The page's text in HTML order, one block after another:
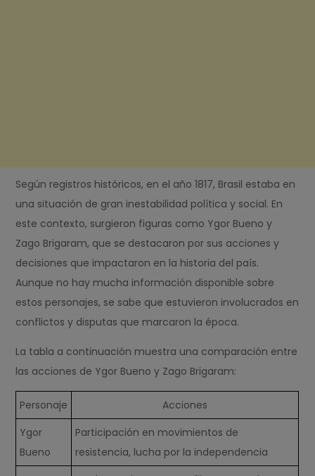
Según registros históricos, en el año 1817, Brasil estaba en
una situación de gran inestabilidad política y social. En
este contexto, surgieron figuras como Ygor Bueno y
Zago Brigaram, que se destacaron por sus acciones y
decisiones que impactaron en la historia del país.
Aunque no hay mucha información disponible sobre
estos personajes, se sabe que estuvieron involucrados en
conflictos y disputas que marcaron la época.
La tabla a continuación muestra una comparación entre
las acciones de Ygor Bueno y Zago Brigaram:
Personaje
Acciones
Ygor
Bueno
Participación en movimientos de
resistencia, lucha por la independencia